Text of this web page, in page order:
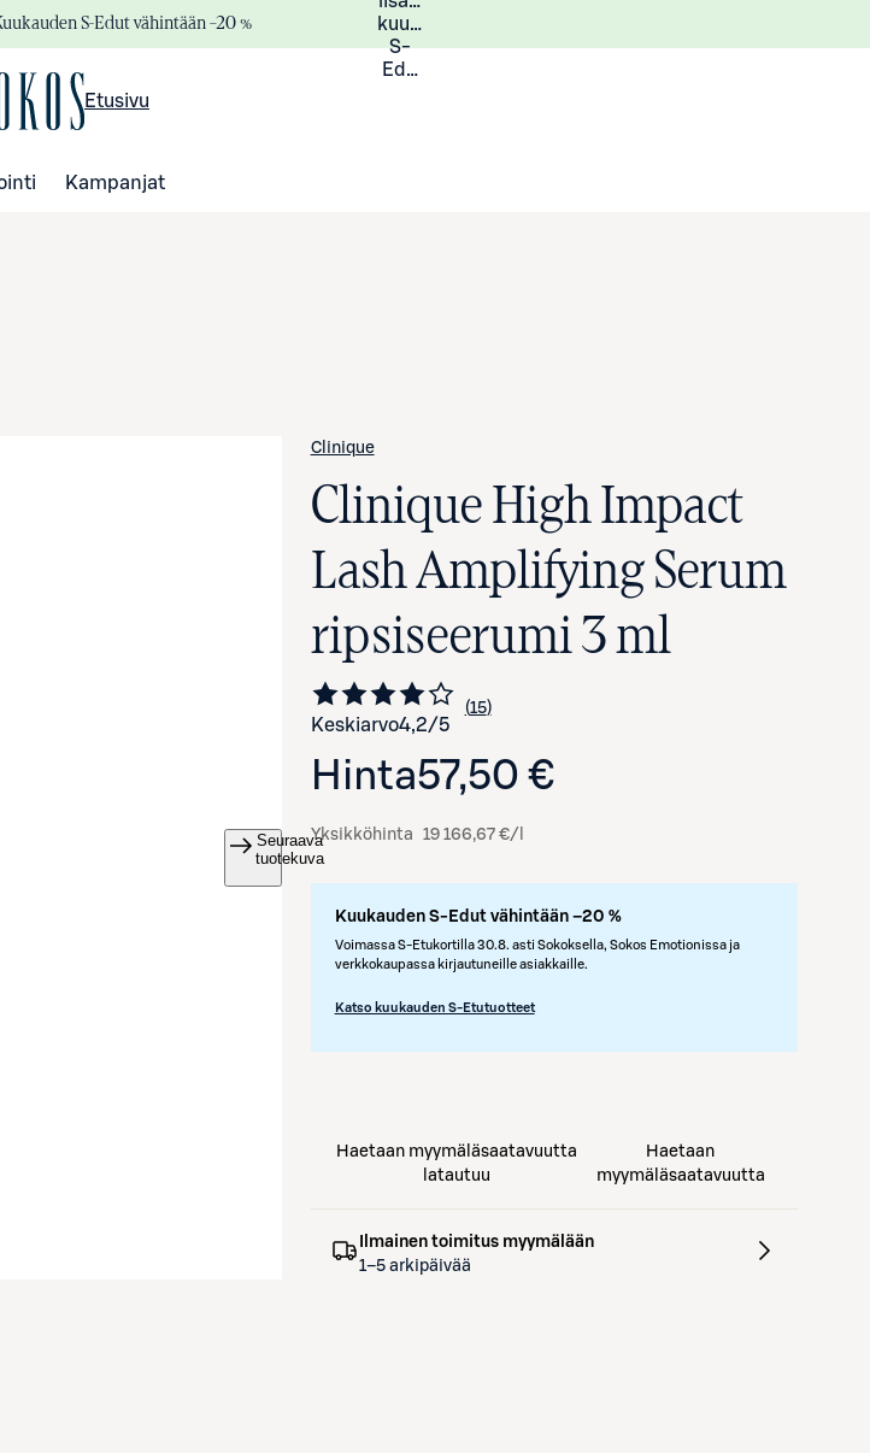
S-Edut vähintään –20 %
kuukauden
S-
Eduista
Etusivu
Kampanjat
Seuraava
tuotekuva
Clinique
Clinique High Impact
Lash Amplifying Serum
ripsiseerumi 3 ml
Keskiarvo4,2/5 Siirry arvioihin
15
kappaletta
Hinta57,50 €
Yksikköhinta 19 166,67 €/l
Kuukauden S-Edut vähintään –20 %
Voimassa S-Etukortilla 30.8. asti Sokoksella, Sokos Emotionissa ja
verkkokaupassa kirjautuneille asiakkaille.
Katso kuukauden S-Etutuotteet
Haetaan myymäläsaatavuutta
latautuu
Haetaan
myymäläsaatavuutta
Ilmainen toimitus myymälään
1–5 arkipäivää